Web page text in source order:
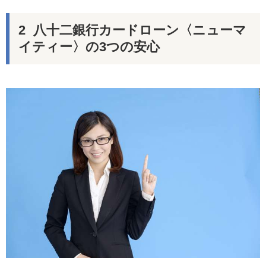
八十二銀行カードローン〈ニューマ
イティー〉の3つの安心